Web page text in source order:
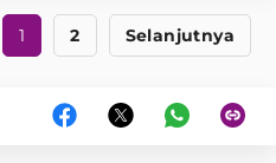
1 2 Selanjutnya